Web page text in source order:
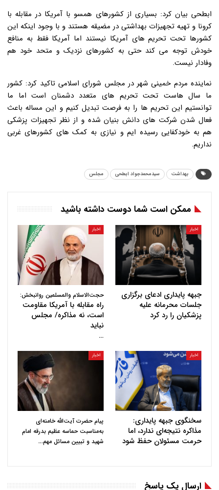
ابطحی بیان کرد: بسیاری از کشورهای همسو با آمریکا در مقابله با
کرونا و تهیه تجهیزات بهداشتی در مضیقه هستند و با وجود اینکه این
کشورها تحت تحریم های آمریکا نیستند اما آمریکا فقط به منافع
خودش توجه می کند حتی به کشورهای نزدیک و متحد خود هم
وفادار نیست.
نماینده مردم خمینی شهر در مجلس شورای اسلامی تاکید کرد: کشور
ما سال هاست تحت تحریم های متعدد دشمنان است اما ما
توانستیم این تحریم ها را به فرصت تبدیل کنیم و این مساله باعث
فعال شدن شرکت های دانش بنیان شده و از نظر تجهیزات پزشکی
هم به خودکفایی رسیده ایم و نیازی به کمک های کشورهای غربی
نداریم.
بهداشت سیدمحمدجواد ابطحی مجلس
ممکن است شما دوست داشته باشید
اخبار
جبهه پایداری ادعای برگزاری
جلسات محرمانه علیه
پزشکیان را رد کرد
اخبار
حجت‌الاسلام والمسلمین روانبخش:
راه مقابله با آمریکا مقاومت
است، نه مذاکره/ مجلس
نباید
…
اخبار
سخنگوی جبهه پایداری:
مذاکره نتیجه‌ای ندارد، اما
حرمت مسئولان حفظ شود
اخبار
پیام حضرت آیت‌الله خامنه‌ای
به‌مناسبت حماسه عظیم بدرقه امام
شهید و تبیین مسائل مهم…
ارسال یک پاسخ